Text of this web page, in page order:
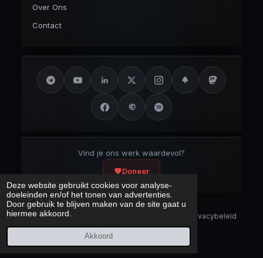
Deze website gebruikt cookies voor analyse-
doeleinden en/of het tonen van advertenties.
Door gebruik te blijven maken van de site gaat u
hiermee akkoord.
Akkoord
Over Ons
Contact
Vind je ons werk waardevol?
Doneer
Security Disclaimer
Privacybeleid
CookieverklaringSitemap
Laatst bijgewerkt: